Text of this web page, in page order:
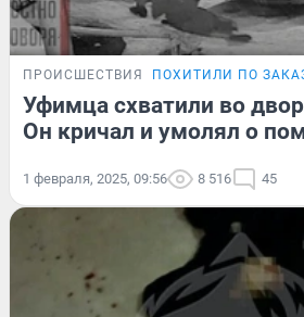
ПРОИСШЕСТВИЯ ПОХИТИЛИ ПО
Уфимца схватили во
Он кричал и умолял о
1 февраля, 2025, 09:56 8 516 45